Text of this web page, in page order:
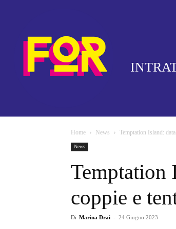
Home News Temptation Island:
News
Temptation
coppie e
Di Marina Drai - 24 Giugno 2023